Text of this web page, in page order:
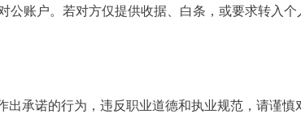
账户。若对方仅提供收据、白条，或要求转入个
承诺的行为，违反职业道德和执业规范，请谨慎